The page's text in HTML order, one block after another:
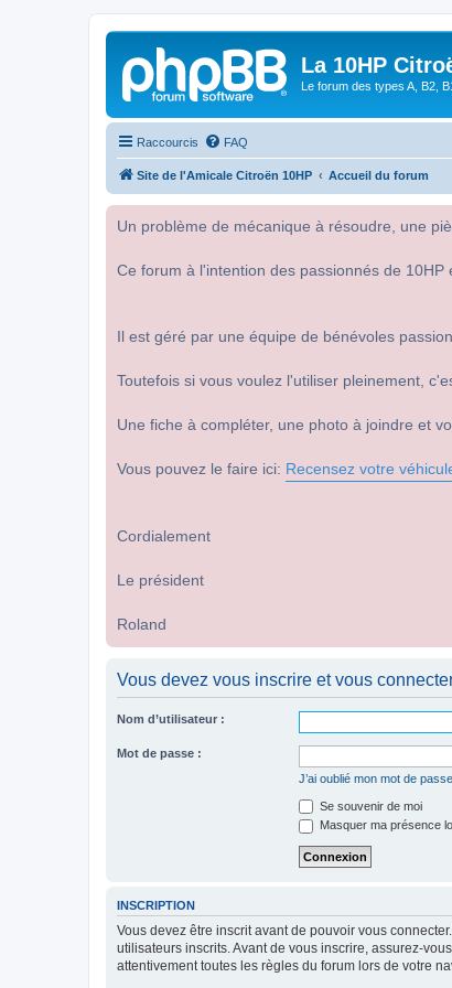
La 10HP
Le forum des types A, B2,
Raccourcis FAQ
Site de l'Amicale Citroën 10HP Accueil du forum
Un problème de mécanique à résoudre, une
Ce forum à l'intention des passionnés de 10HP
Il est géré par une équipe de bénévoles
Toutefois si vous voulez l'utiliser pleinement,
Une fiche à compléter, une photo à joindre et
Vous pouvez le faire ici: Recensez votre
Cordialement
Le président
Roland
Vous devez vous inscrire et vous
Nom d’utilisateur :
Mot de passe :
J’ai oublié mon mot de passe
Se souvenir de moi
Masquer ma présence
INSCRIPTION
Vous devez être inscrit avant de pouvoir vous
utilisateurs inscrits. Avant de vous inscrire, assurez-
attentivement toutes les règles du forum lors de votre